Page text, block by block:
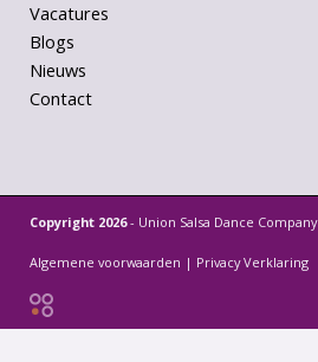
Vacatures
Blogs
Nieuws
Contact
Copyright 2026- Union Salsa Dance Company
Algemene voorwaarden | Privacy Verklaring